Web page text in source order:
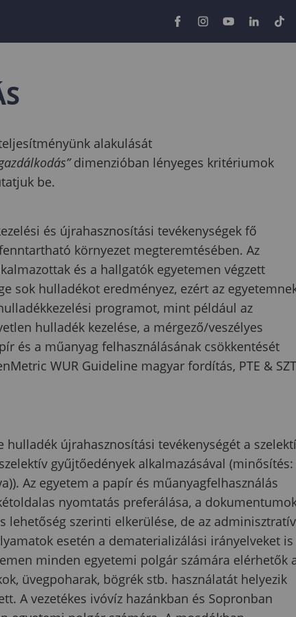
alakulását
dimenzióban lényeges kritériumok
be.
és újrahasznosítási tevékenységek fő
környezet megteremtésében. Az
és a hallgatók egyetemen végzett
sok hulladékot eredményez, ezért az
programot, mint például az
hulladék kezelése, a mérgező/veszélyes
és a műanyag felhasználásának csökkentését
WUR Guideline magyar fordítás, PTE &
újrahasznosítási tevékenységét a
gyűjtőedények alkalmazásával (minősítés:
Az egyetem a papír és műanyagfelhasználás
nyomtatás preferálása, a
szerinti elkerülése, de az adminisztratív
esetén a dematerializálási irányelveket is
minden egyetemi polgár számára elérhetők
üvegpoharak, bögrék stb. használatát helyezik
A vezetékes ivóvíz hazánkban és Sopronban